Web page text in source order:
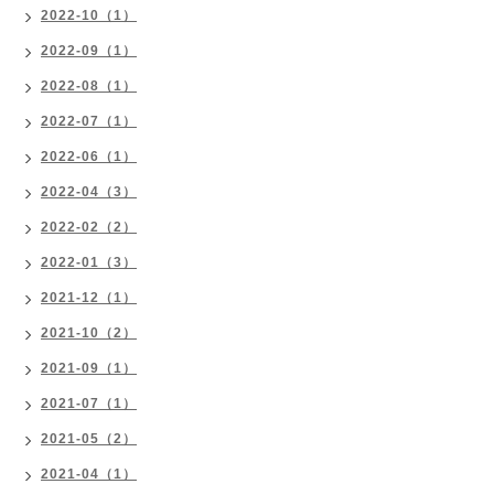
2022-10（1）
2022-09（1）
2022-08（1）
2022-07（1）
2022-06（1）
2022-04（3）
2022-02（2）
2022-01（3）
2021-12（1）
2021-10（2）
2021-09（1）
2021-07（1）
2021-05（2）
2021-04（1）